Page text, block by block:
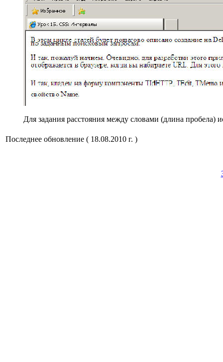
Для задания расстояния между словами (длина пробела)
Последнее обновление ( 18.08.2010 г. )